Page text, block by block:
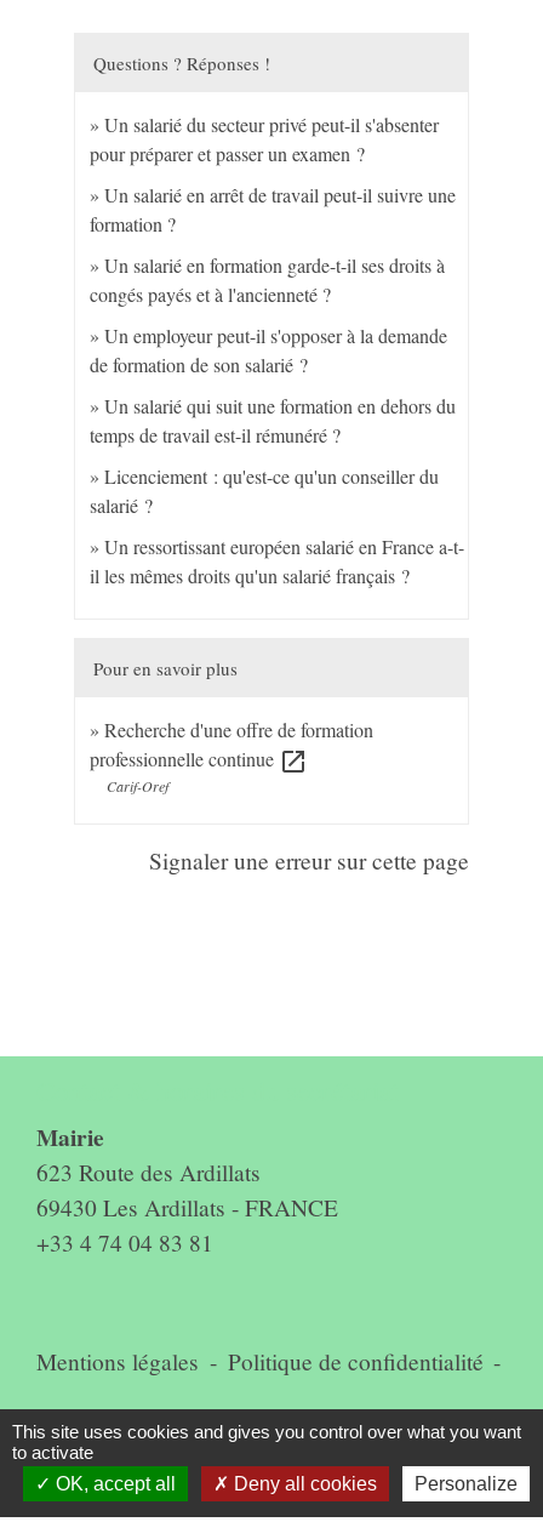
Questions ? Réponses !
Un salarié du secteur privé peut-il s'absenter
pour préparer et passer un examen ?
Un salarié en arrêt de travail peut-il suivre une
formation ?
Un salarié en formation garde-t-il ses droits à
congés payés et à l'ancienneté ?
Un employeur peut-il s'opposer à la demande
de formation de son salarié ?
Un salarié qui suit une formation en dehors du
temps de travail est-il rémunéré ?
Licenciement : qu'est-ce qu'un conseiller du
salarié ?
Un ressortissant européen salarié en France a-t-
il les mêmes droits qu'un salarié français ?
Pour en savoir plus
Recherche d'une offre de formation
professionnelle continue open_in_new
Carif-Oref
Signaler une erreur sur cette page
Mairie
623 Route des Ardillats
69430 Les Ardillats - FRANCE
+33 4 74 04 83 81
Mentions légales - Politique de confidentialité -
Accessibilité - Plan du site -
Gestion des cookies
This site uses cookies and gives you control over what you want
to activate
OK, accept all
Deny all cookies Personalize